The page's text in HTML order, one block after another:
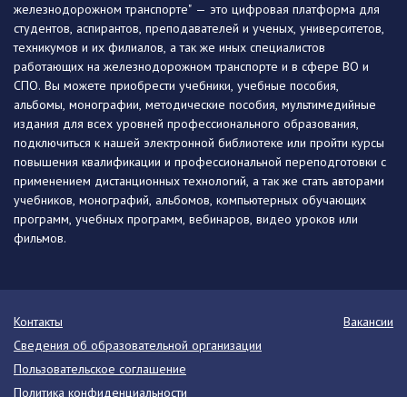
железнодорожном транспорте" — это цифровая платформа для
студентов, аспирантов, преподавателей и ученых, университетов,
техникумов и их филиалов, а так же иных специалистов
работающих на железнодорожном транспорте и в сфере ВО и
СПО. Вы можете приобрести учебники, учебные пособия,
альбомы, монографии, методические пособия, мультимедийные
издания для всех уровней профессионального образования,
подключиться к нашей электронной библиотеке или пройти курсы
повышения квалификации и профессиональной переподготовки с
применением дистанционных технологий, а так же стать авторами
учебников, монографий, альбомов, компьютерных обучающих
программ, учебных программ, вебинаров, видео уроков или
фильмов.
Контакты
Вакансии
Сведения об образовательной организации
Пользовательское соглашение
Политика конфиденциальности